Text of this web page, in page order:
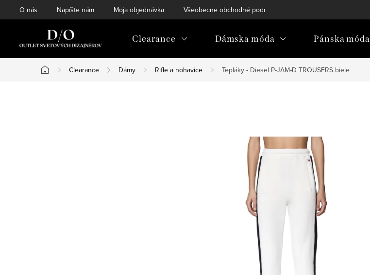
na
O nás Napíšte nám Moja objednávka Všeobecne obchodné podmienky
Clearance Dámska móda Pánska móda
Domov
Clearance Dámy Rifle a nohavice Tepláky - Diesel P-JAM-D TROUSERS biele